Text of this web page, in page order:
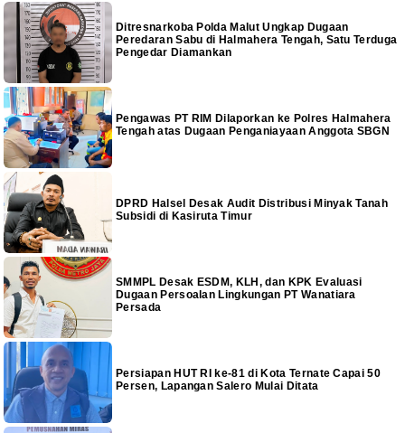
Ditresnarkoba Polda Malut Ungkap Dugaan
Peredaran Sabu di Halmahera Tengah, Satu Terduga
Pengedar Diamankan
Pengawas PT RIM Dilaporkan ke Polres Halmahera
Tengah atas Dugaan Penganiayaan Anggota SBGN
DPRD Halsel Desak Audit Distribusi Minyak Tanah
Subsidi di Kasiruta Timur
SMMPL Desak ESDM, KLH, dan KPK Evaluasi
Dugaan Persoalan Lingkungan PT Wanatiara
Persada
Persiapan HUT RI ke-81 di Kota Ternate Capai 50
Persen, Lapangan Salero Mulai Ditata